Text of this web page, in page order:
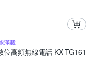
滿載
高頻無線電話 KX-TG161